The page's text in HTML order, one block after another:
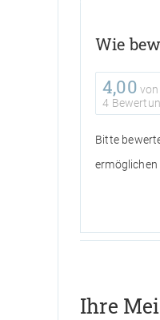
Wie
4,00 von
4
Bitte
ermöglichen
Ihre